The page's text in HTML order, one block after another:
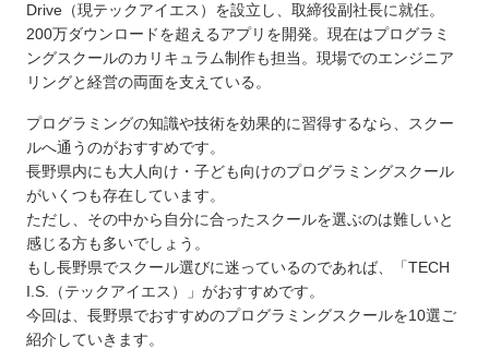
Drive（現テックアイエス）を設立し、取締役副社長に就任。
200万ダウンロードを超えるアプリを開発。現在はプログラミ
ングスクールのカリキュラム制作も担当。現場でのエンジニア
リングと経営の両面を支えている。
プログラミングの知識や技術を効果的に習得するなら、スクー
ルへ通うのがおすすめです。
長野県内にも大人向け・子ども向けのプログラミングスクール
がいくつも存在しています。
ただし、その中から自分に合ったスクールを選ぶのは難しいと
感じる方も多いでしょう。
もし長野県でスクール選びに迷っているのであれば、「TECH
I.S.（テックアイエス）」がおすすめです。
今回は、長野県でおすすめのプログラミングスクールを10選ご
紹介していきます。